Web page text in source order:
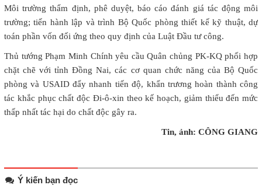
Môi trường thẩm định, phê duyệt, báo cáo đánh giá tác động môi
trường; tiến hành lập và trình Bộ Quốc phòng thiết kế kỹ thuật, dự
toán phần vốn đối ứng theo quy định của Luật Đầu tư công.
Thủ tướng Phạm Minh Chính yêu cầu Quân chủng PK-KQ phối hợp
chặt chẽ với tỉnh Đồng Nai, các cơ quan chức năng của Bộ Quốc
phòng và USAID đẩy nhanh tiến độ, khẩn trương hoàn thành công
tác khắc phục chất độc Đi-ô-xin theo kế hoạch, giảm thiểu đến mức
thấp nhất tác hại do chất độc gây ra.
Tin, ảnh: CÔNG GIANG
Ý kiến bạn đọc